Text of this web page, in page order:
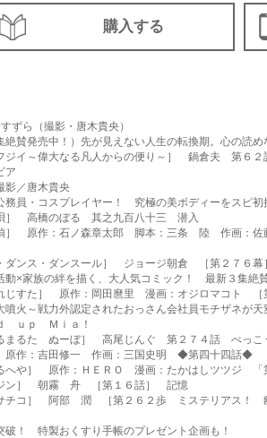
購入する
ずら（撮影・唐木貴央）
絶賛発売中！）先が見えない人生の転換期。心の読
ジイ～偉大なる凡人からの便り～］ 鍋倉夫 第６２
ア
／唐木貴央
務員・コスプレイヤー！ 究極の美ボディーをスピ初
唄］ 高橋のぼる 其之九百八十三 潜入
偵］ 原作：石ノ森章太郎 脚本：三条 陸 作画：
ダンス・ダンスール］ ジョージ朝倉 ［第２７６幕］
動×家族の絆を描く、大人気コミック！ 最新３集絶
じすた］ 原作：岡田麿里 漫画：オジロマコト ［
噴火～戦力外認定されたおっさん会社員モチザネ
ｕｐ Ｍｉａ！
るまるた ぬーぼ］ 高尾じんぐ 第２７４話 べっこ
原作：吉田修一 作画：三国史明 ◆第四十四話◆
へや］ 原作：ＨＥＲＯ 漫画：たかはしツツジ 「
ジン］ 朝霧 舟 ［第１６話］ 記憶
サチコ］ 阿部 潤 ［第２６２歩 ミステリアス！ 幽
破！ 特製おくすり手帳のプレゼント企画も！